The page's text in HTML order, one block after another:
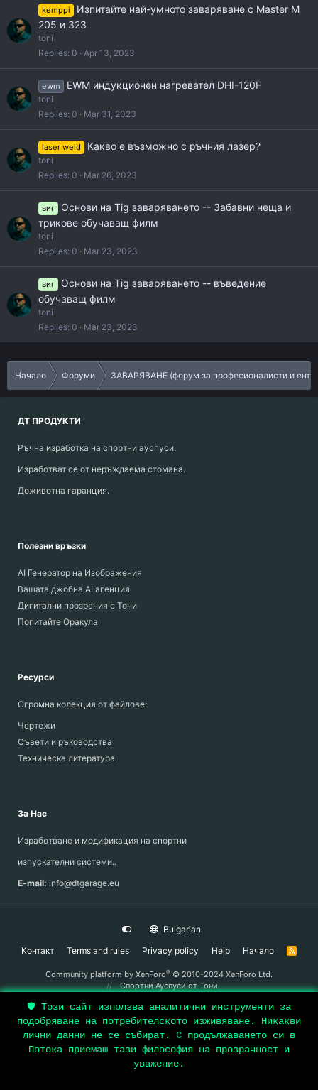
kemppi
Изпитайте най-умното заваряване с Master M
205 и 323
toni
Replies 0 Apr 13, 2023
ewm EWM индукционен нагревател DHI-120F
toni
Replies 0 Mar 31, 2023
laser weld Какво е възможно с ръчния лазер?
toni
Replies 0 Mar 26, 2023
виг
Основи на Tig заваряването -- Забавни неща и
трикове обучаващ филм
toni
Replies 0 Mar 23, 2023
виг
Основи на Tig заваряването -- въведение
обучаващ филм
toni
Replies 0 Mar 23, 2023
Начало Форуми ЗАВАРЯВАНЕ (форум за професионалисти и
ДТ ПРОДУКТИ
Ръчна изработка на спортни ауспуси.
Изработват се от неръждаема стомана.
Доживотна гаранция.
Полезни връзки
AI Генератор на Изображения
Вашата джобна AI агенция
Дигитални прозрения с Тони
Попитайте Оракула
Ресурси
Огромна колекция от файлове:
Чертежи
Съвети и ръководства
Техническа литература
За Нас
Изработване и модификация на спортни
изпускателни системи..
E-mail: info@dtgarage.eu
Bulgarian
Контакт
Terms and rules Privacy policy Help Начало
R
Community platform by XenForo® © 2010-2024 XenForo Ltd.
Спортни Ауспусиот Тони
🛡️ Този сайт използва аналитични инструменти за
подобряване на потребителското изживяване. Никакви
лични данни не се събират. С продължаването си в
Потока приемаш тази философия на прозрачност и
уважение.